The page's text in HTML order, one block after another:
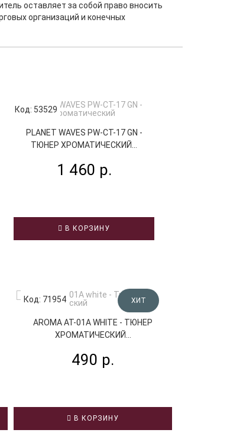
оставляет за собой право вносить
организаций и конечных
Код: 53529
PLANET WAVES PW-CT-17 GN -
ТЮНЕР ХРОМАТИЧЕСКИЙ...
1 460 р.
В КОРЗИНУ
Код: 71954 ХИТ
AROMA AT-01A WHITE - ТЮНЕР
ХРОМАТИЧЕСКИЙ...
490 р.
В КОРЗИНУ